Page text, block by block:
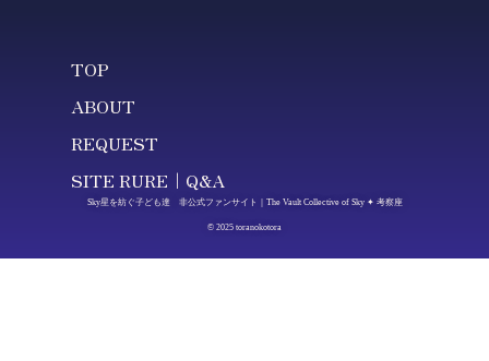
TOP
ABOUT
REQUEST
SITE RURE｜Q&A
Sky星を紡ぐ子ども達 非公式ファンサイト｜The Vault Collective of Sky ✦ 考察座
© 2025 toranokotora